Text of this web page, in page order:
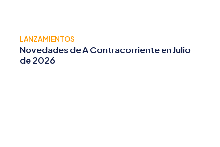
LANZAMIENTOS
Novedades de A Contracorriente en Julio
de 2026